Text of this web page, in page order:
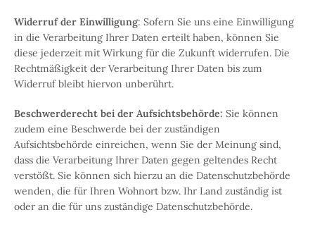
Widerruf der Einwilligung: Sofern Sie uns eine Einwilligung
in die Verarbeitung Ihrer Daten erteilt haben, können Sie
diese jederzeit mit Wirkung für die Zukunft widerrufen. Die
Rechtmäßigkeit der Verarbeitung Ihrer Daten bis zum
Widerruf bleibt hiervon unberührt.
Beschwerderecht bei der Aufsichtsbehörde: Sie können
zudem eine Beschwerde bei der zuständigen
Aufsichtsbehörde einreichen, wenn Sie der Meinung sind,
dass die Verarbeitung Ihrer Daten gegen geltendes Recht
verstößt. Sie können sich hierzu an die Datenschutzbehörde
wenden, die für Ihren Wohnort bzw. Ihr Land zuständig ist
oder an die für uns zuständige Datenschutzbehörde.